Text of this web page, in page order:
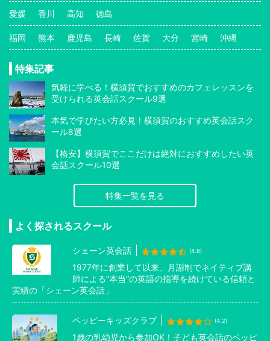
愛媛 香川 高知 徳島
福岡 熊本 鹿児島 長崎 佐賀 大分 宮崎 沖縄
特集記事
気軽に学べる！横須賀でおすすめのカフェレッスンを
受けられる英会話スクール9選
本気で学びたい方必見！横須賀のおすすめ英会話スク
ール8選
【格安】横須賀でここだけは絶対におすすめしたい英
会話スクール10選
特集一覧を見る
よく探されるスクール
シェーン英会話 (4.8)
1977年に創業して以来、月謝制でネイティブ講
師による”本当”の英語の指導を続けている信頼と
実績の「シェーン英会話」
ペッピーキッズクラブ (4.2)
1歳の乳幼児から参加OK！子ども英会話のペッピ